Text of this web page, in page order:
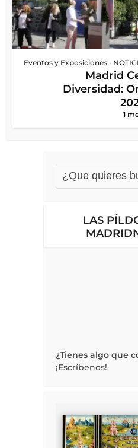
Eventos y Exposiciones •
Madrid
Diversidad:
1
LAS
¿Tienes algo que
¡Escríbenos!